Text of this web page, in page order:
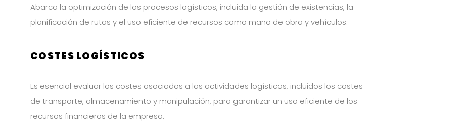
Abarca la optimización de los procesos logísticos, incluida la gestión de existencias, la
planificación de rutas y el uso eficiente de recursos como mano de obra y vehículos.
COSTES LOGÍSTICOS
Es esencial evaluar los costes asociados a las actividades logísticas, incluidos los costes
de transporte, almacenamiento y manipulación, para garantizar un uso eficiente de los
recursos financieros de la empresa.